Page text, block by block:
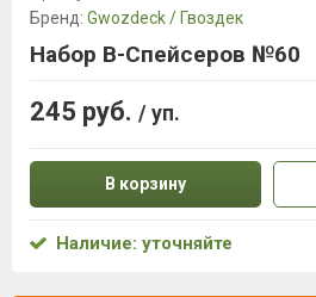
Бренд: Gwozdeck / Гвоздек
Набор B-Спейсеров №60
245 руб. / уп.
В корзину
Наличие: уточняйте